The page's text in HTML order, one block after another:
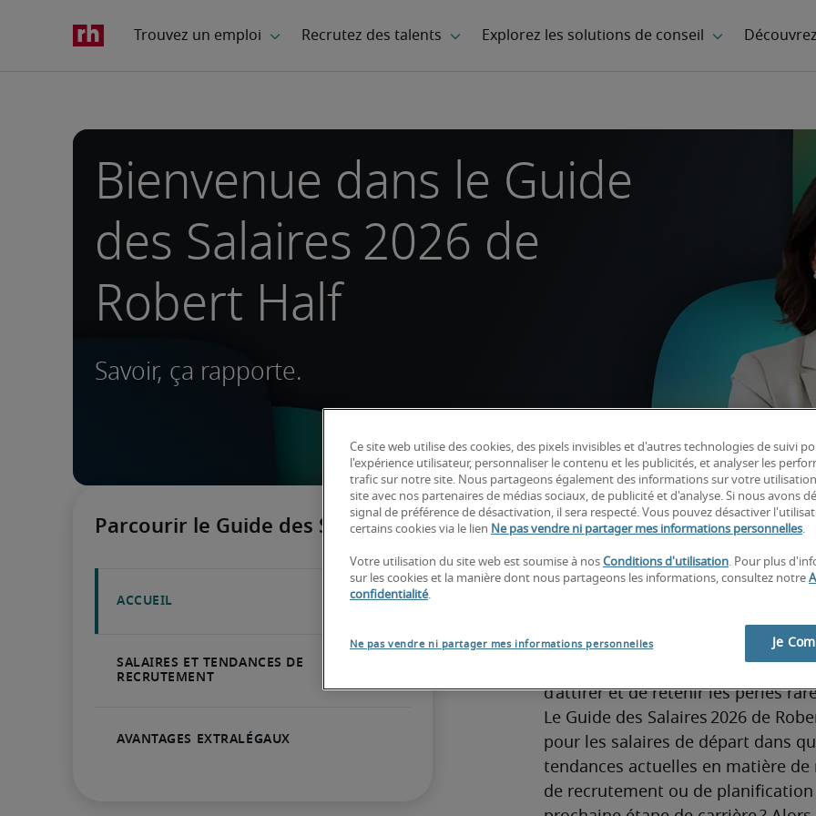
Bienvenue dans le Guide
des Salaires 2026 de
Robert Half
Savoir, ça rapporte.
Sur le marché belge actuel, les
d'employés dotés de
d’une expertise sectorielle. Leur
conformité et accélérer
est particulièrement marquée
activités, à l’évolution des
entreprises tempèrent leurs
références salariales, alors que
d’attirer et de retenir les perles
Le Guide des Salaires 2026 de
pour les salaires de départ dans
tendances actuelles en matière
de recrutement ou de planification
Ce site web utilise des cookies, des pixels invisibles et d'autres technologies de suivi
l'expérience utilisateur, personnaliser le contenu et les publicités, et analyser les
trafic sur notre site. Nous partageons également des informations sur votre
site avec nos partenaires de médias sociaux, de publicité et d'analyse. Si nous avons
signal de préférence de désactivation, il sera respecté. Vous pouvez désactiver
certains cookies via le lien Ne pas vendre ni partager mes informations personnelles.
Votre utilisation du site web est soumise à nos Conditions d'utilisation. Pour plus
sur les cookies et la manière dont nous partageons les informations, consultez notre
confidentialité.
Ne pas vendre ni partager mes informations personnelles Je